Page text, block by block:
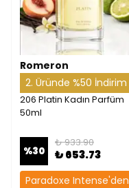
Romeron
2. Üründe %50 İndirim
206 Platin Kadın Parfüm
50ml
%30
₺ 933.90
₺ 653.73
Paradoxe Intense'den